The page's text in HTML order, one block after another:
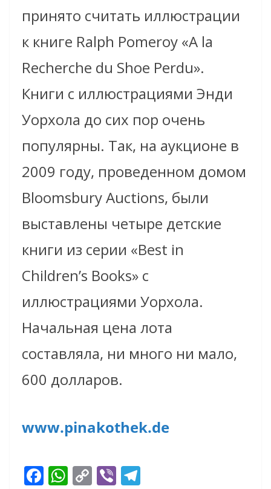
принято считать иллюстрации
к книге Ralph Pomeroy «A la
Recherche du Shoe Perdu».
Книги с иллюстрациями Энди
Уорхола до сих пор очень
популярны. Так, на аукционе в
2009 году, проведенном домом
Bloomsbury Auctions, были
выставлены четыре детские
книги из серии «Best in
Children’s Books» с
иллюстрациями Уорхола.
Начальная цена лота
составляла, ни много ни мало,
600 долларов.
www.pinakothek.de
F W C Vi